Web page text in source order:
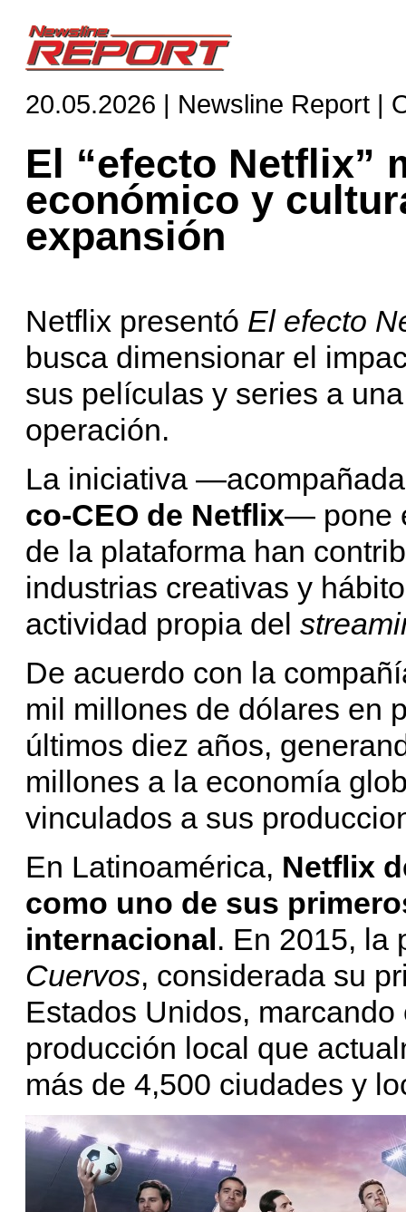
20.05.2026 | Newsline Report |
El “efecto Netflix”
económico y
expansión
Netflix presentó El efecto
busca dimensionar el
sus películas y series a
operación.
La iniciativa
co-CEO de Netflix— pone
de la plataforma han
industrias creativas y
actividad propia del
De acuerdo con la
mil millones de dólares en
últimos diez años,
millones a la economía
vinculados a sus
En Latinoamérica, Netflix
como uno de sus
internacional. En 2015, la
Cuervos, considerada su
Estados Unidos,
producción local que
más de 4,500 ciudades y